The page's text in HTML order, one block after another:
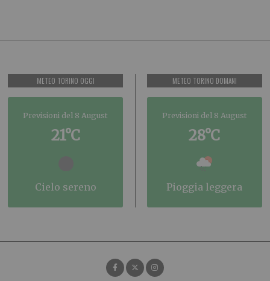
METEO TORINO OGGI
Previsioni del 8 August
21°C
cielo sereno
METEO TORINO DOMANI
Previsioni del 8 August
28°C
pioggia leggera